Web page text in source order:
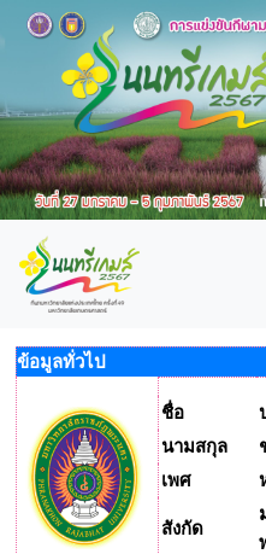
ข้อมูลทั่วไป
ชื่อ
นามสกุล
เพศ
สังกัด